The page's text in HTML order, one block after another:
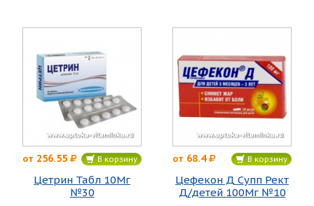
от 256.55 В корзину
Цетрин Табл 10Мг
№30
от 68.4 В корзину
Цефекон Д Супп Рект
Д/детей 100Мг №10